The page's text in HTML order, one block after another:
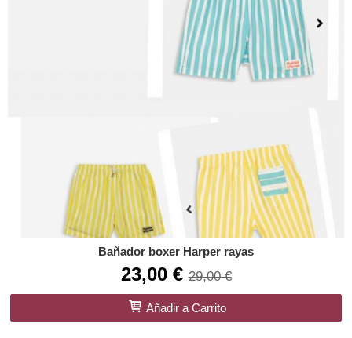
Bañador boxer Harper rayas
23,00 €29,00 €
Añadir a Carrito